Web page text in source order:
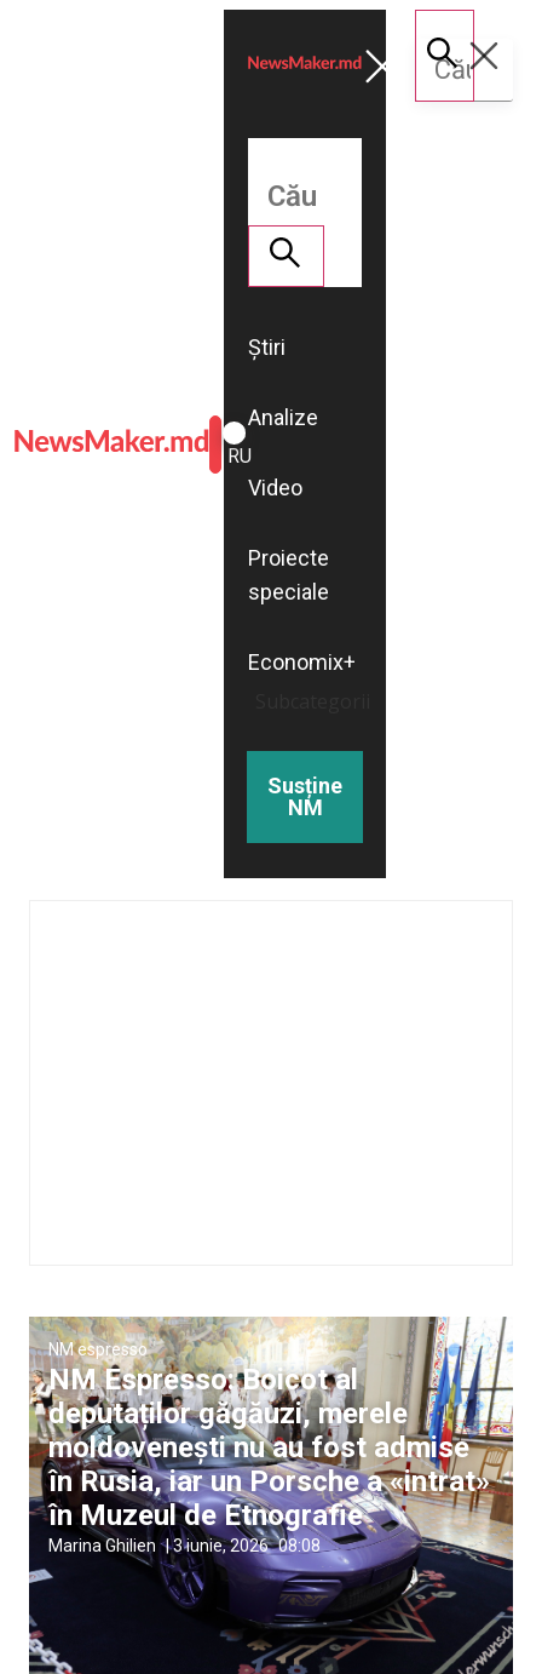
ROMÂNĂ
RU
Știri
Analize
Video
Proiecte
speciale
Economix+
Susține
NM
NM espresso
NM Espresso: Boicot al
deputaților găgăuzi, merele
moldovenești nu au fost admise
în Rusia, iar un Porsche a «intrat»
în Muzeul de Etnografie
Marina Ghilien |3 iunie, 2026 08:08